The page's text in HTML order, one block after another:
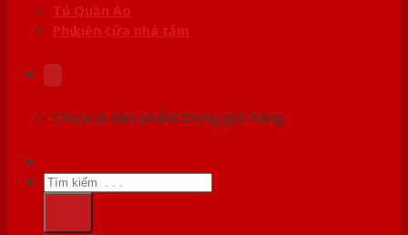
Tủ Quần Áo
Phụ kiện cửa nhà tắm
Chưa có sản phẩm trong giỏ hàng.
Tìm
kiếm: